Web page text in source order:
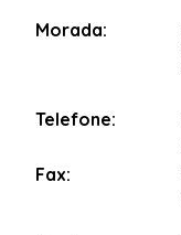
Morada:
Telefone:
Fax: